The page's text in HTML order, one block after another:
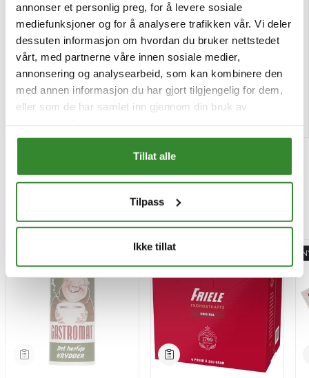
annonser et personlig preg, for å levere sosiale
mediefunksjoner og for å analysere trafikken vår. Vi deler
dessuten informasjon om hvordan du bruker nettstedet
vårt, med partnerne våre innen sosiale medier,
annonsering og analysearbeid, som kan kombinere den
med annen informasjon du har gjort tilgjengelig for dem,
eller som de har samlet inn gjennom din bruk av
Tillat alle
Tilpass
Ikke tillat
Mezze penne tricolore 5kg
Pris
kr 246,12 /stk
Tilgjengelig
Kjøp
Couscous fullkorn 400g
Pris
kr 34,29 /stk
Tilgjengelig
Kjøp
Mest besøkt